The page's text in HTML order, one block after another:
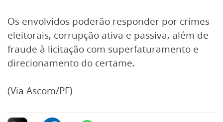
Os envolvidos poderão responder por crimes
eleitorais, corrupção ativa e passiva, além de
fraude à licitação com superfaturamento e
direcionamento do certame.
(Via Ascom/PF)